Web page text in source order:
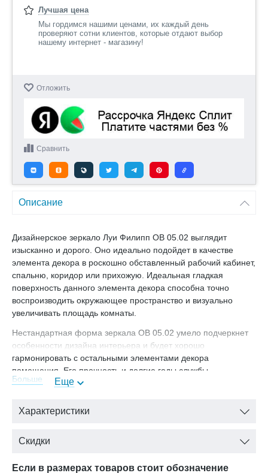
Лучшая цена
Мы гордимся нашими ценами, их каждый день
проверяют сотни клиентов, которые отдают выбор
нашему интернет - магазину!
Отложить
Сравнить
Описание
Дизайнерское зеркало Луи Филипп ОВ 05.02 выглядит
изысканно и дорого. Оно идеально подойдет в качестве
элемента декора в роскошно обставленный рабочий кабинет,
спальню, коридор или прихожую. Идеальная гладкая
поверхность данного элемента декора способна точно
воспроизводить окружающее пространство и визуально
увеличивать площадь комнаты.
Нестандартная форма зеркала ОВ 05.02 умело подчеркнет
особенности дизайна интерьера и будет хорошо
гармонировать с остальными элементами декора
помещения. Его прочность и долгие годы службы
обеспечивает традиционная система обработки дерева и
оборудовании.
ящичков, в которых можно расположить ключи и другие
удобная полочка. Изготовлено из природного материала –
Больше Еще
Характеристики
Скидки
Если в размерах товаров стоит обозначение